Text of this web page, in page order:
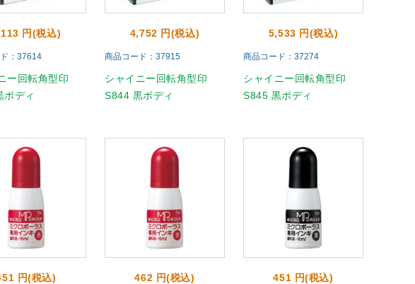
円(税込)
：37614
ー回転角型印
ボディ
4,752 円(税込)
商品コード：37915
シャイニー回転角型印
S844 黒ボディ
5,533 円(税込)
商品コード：37274
シャイニー回転角型印
S845 黒ボディ
円(税込) 462 円(税込) 451 円(税込)